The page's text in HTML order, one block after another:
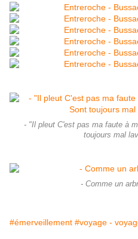
- "Il pleut C'est pas ma faute à
toujours mal
- Comme un
#émerveillement #voyage -